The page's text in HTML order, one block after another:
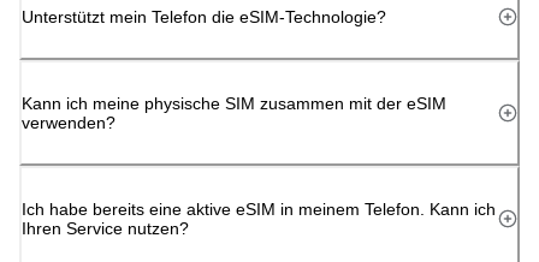
Unterstützt mein Telefon die eSIM-Technologie?
Kann ich meine physische SIM zusammen mit der eSIM
verwenden?
Ich habe bereits eine aktive eSIM in meinem Telefon. Kann ich
Ihren Service nutzen?